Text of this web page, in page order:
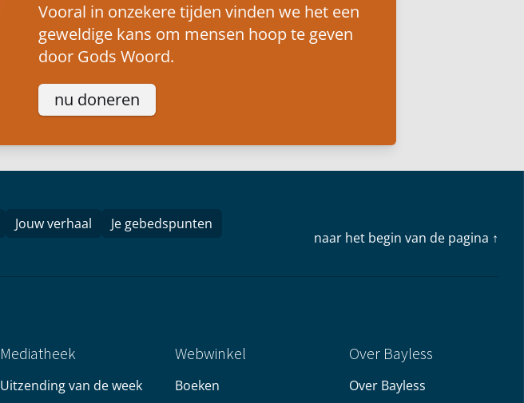
Vooral in onzekere tijden vinden we het een
geweldige kans om mensen hoop te geven
door Gods Woord.
nu doneren
Jouw verhaal
Je gebedspunten
naar het begin van de pagina ↑
Mediatheek
Uitzending van de week
Webwinkel
Boeken
Over Bayless
Over Bayless